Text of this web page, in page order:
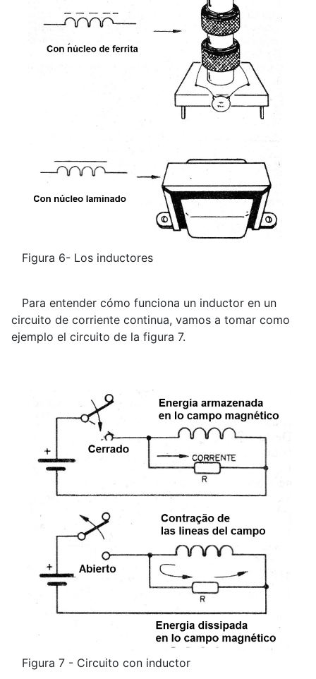
Figura 6- Los inductores
Para entender cómo funciona un inductor en un
circuito de corriente continua, vamos a tomar como
ejemplo el circuito de la figura 7.
Figura 7 - Circuito con inductor